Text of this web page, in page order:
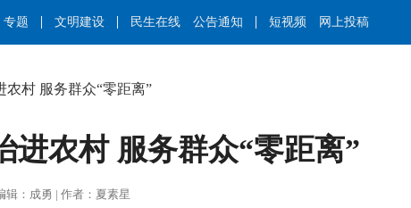
专题 文明建设 民生在线 公告通知 短视频 网上投稿
农村 服务群众“零距离”
进农村 服务群众“零距离”
辑：成勇 | 作者：夏素星